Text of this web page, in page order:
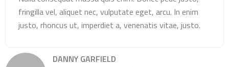
fringilla vel, aliquet nec, vulputate eget, arcu. In enim
justo, rhoncus ut, imperdiet a, venenatis vitae, justo.
DANNY GARFIELD